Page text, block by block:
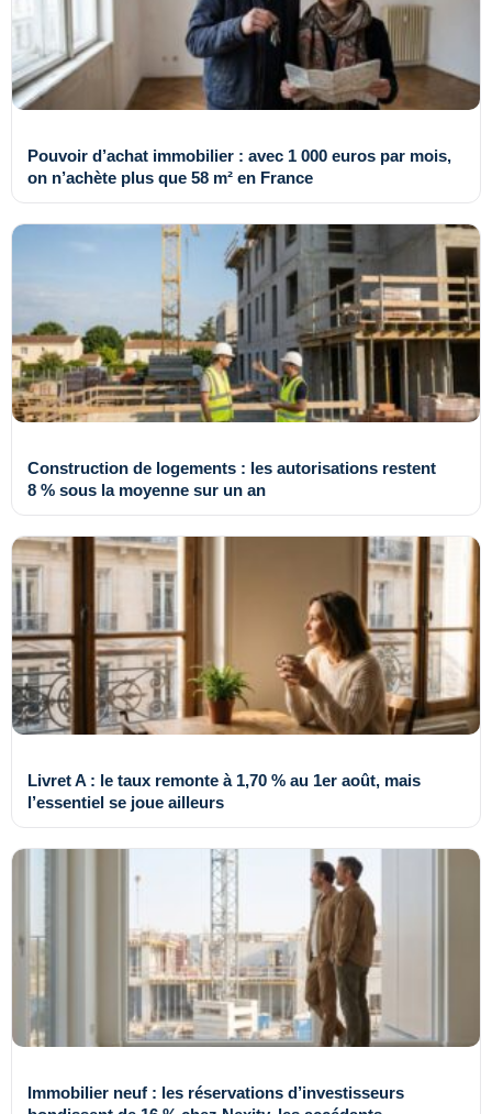
Pouvoir d’achat immobilier : avec 1 000 euros par mois,
on n’achète plus que 58 m² en France
Construction de logements : les autorisations restent
8 % sous la moyenne sur un an
Livret A : le taux remonte à 1,70 % au 1er août, mais
l’essentiel se joue ailleurs
Immobilier neuf : les réservations d’investisseurs